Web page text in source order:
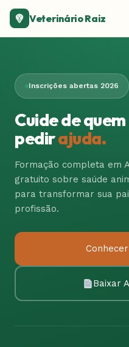
Veterinário Raiz
Inscrições abertas 2026
Cuide de
pedirajuda.
Formação completa em
gratuito sobre saúde
para transformar sua
profissão.
Baixar